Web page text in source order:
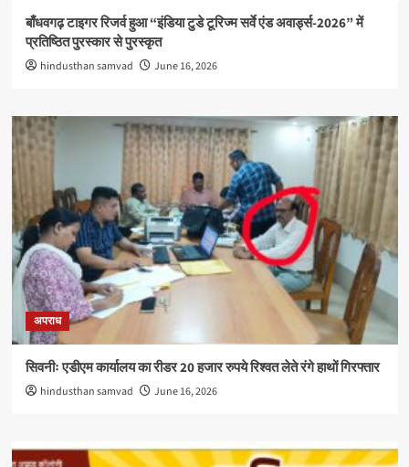
बाँधवगढ़ टाइगर रिजर्व हुआ “इंडिया टुडे टूरिज्म सर्वे एंड अवार्ड्स-2026” में
प्रतिष्ठित पुरस्कार से पुरस्कृत
hindusthan samvad June 16, 2026
अपराध
सिवनीः एडीएम कार्यालय का रीडर 20 हजार रुपये रिश्वत लेते रंगे हाथों गिरफ्तार
hindusthan samvad June 16, 2026